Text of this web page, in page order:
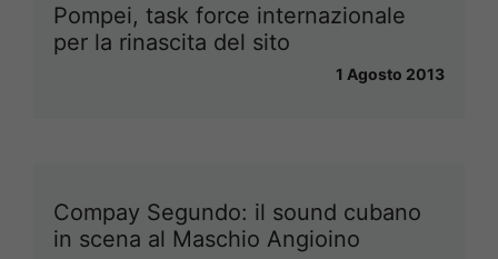
Pompei, task force internazionale
per la rinascita del sito
1 Agosto 2013
Compay Segundo: il sound cubano
in scena al Maschio Angioino